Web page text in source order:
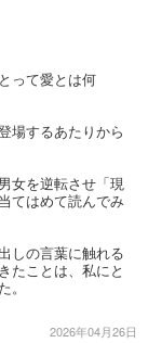
って愛とは何
場するあたりから
女を逆転させ「現
てはめて読んでみ
しの言葉に触れる
たことは、私にと
2026年04月26日